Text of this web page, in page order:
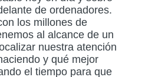
de ordenadores.
los millones de
al alcance de un
nuestra atención
y qué mejor
el tiempo para que